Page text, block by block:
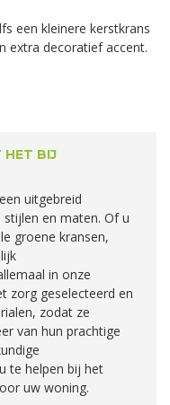
een kleinere kerstkrans
extra decoratief accent.
HET BIJ
uitgebreid
en maten. Of u
groene kransen,
in onze
zorg geselecteerd en
zodat ze
van hun prachtige
te helpen bij het
uw woning.